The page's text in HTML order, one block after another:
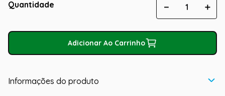
Quantidade ＋
－
Adicionar Ao Carrinho
Informações do produto